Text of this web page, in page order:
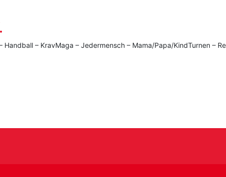
– KravMaga – Jedermensch – Mama/Papa/KindTurnen –